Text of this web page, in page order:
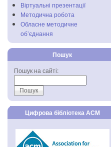
Віртуальні презентації
Методична робота
Обласне методичне
об’єднання
Пошук
Пошук на сайті:
Цифрова бібліотека АСМ